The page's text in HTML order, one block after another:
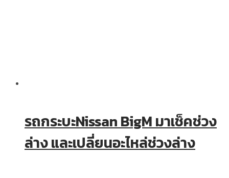
รถกระบะNissan BigM มาเช็คช่วง
ล่าง และเปลี่ยนอะไหล่ช่วงล่าง